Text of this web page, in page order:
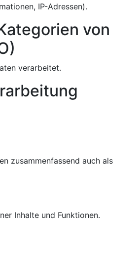
IP-Adressen).
von
verarbeitet.
zusammenfassend auch als
Inhalte und Funktionen.